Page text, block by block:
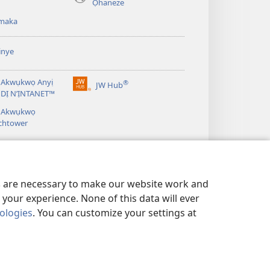
necessary to make our website work and
experience. None of this data will ever
. You can customize your settings at
anọ Ọhaneze
Anyị
N’ỊNTANET™
JW Hub®
(ga-
gụọ
ya)